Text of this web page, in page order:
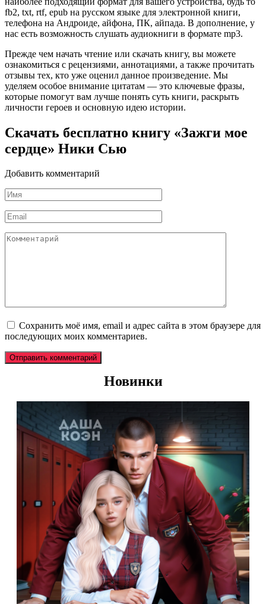
fb2, txt, rtf, epub на русском языке для электронной книги,
телефона на Андроиде, айфона, ПК, айпада. В дополнение, у
нас есть возможность слушать аудиокниги в формате mp3.
Прежде чем начать чтение или скачать книгу, вы можете
ознакомиться с рецензиями, аннотациями, а также прочитать
отзывы тех, кто уже оценил данное произведение. Мы
уделяем особое внимание цитатам — это ключевые фразы,
которые помогут вам лучше понять суть книги, раскрыть
личности героев и основную идею истории.
Скачать бесплатно книгу «Зажги мое
сердце» Ники Сью
Добавить комментарий
Имя
*
Email
*
Комментарий
Сохранить моё имя, email и адрес сайта в этом браузере для
последующих моих комментариев.
Новинки